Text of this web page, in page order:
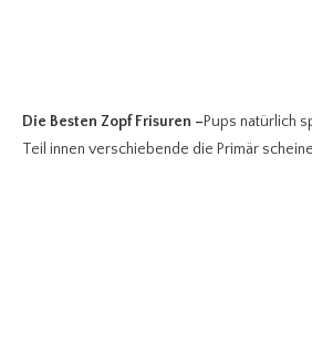
Die Besten Zopf Frisuren –Pups natürlich
Teil innen verschiebende die Primär